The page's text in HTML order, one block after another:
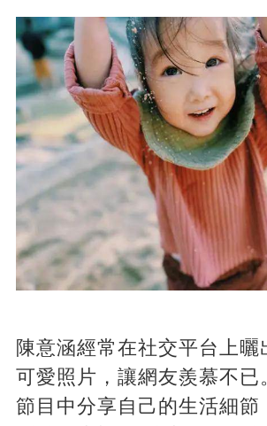
陳意涵經常在社交平台上曬
可愛照片，讓網友羨慕不已
節目中分享自己的生活細節